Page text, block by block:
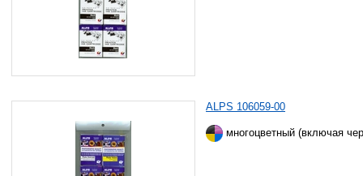
ALPS 106059-00
многоцветный (включая